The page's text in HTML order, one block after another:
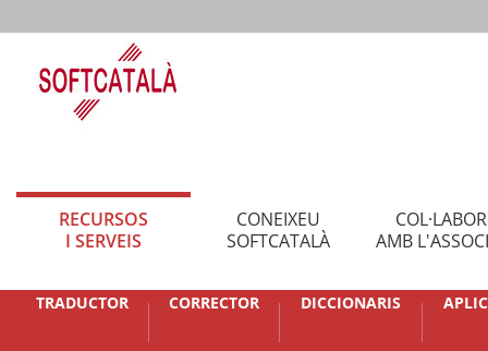
RECURSOS
I SERVEIS
CONEIXEU
SOFTCATALÀ
AMB
TRADUCTOR CORRECTOR DICCIONARIS